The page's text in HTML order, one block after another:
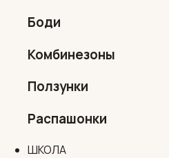
Боди
Комбинезоны
Ползунки
Распашонки
ШКОЛА